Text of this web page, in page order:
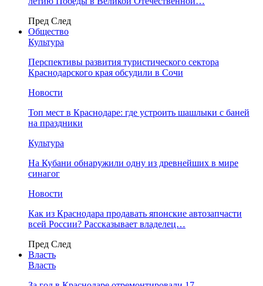
Пред След
Общество
Культура
Перспективы развития туристического сектора
Краснодарского края обсудили в Сочи
Новости
Топ мест в Краснодаре: где устроить шашлыки с баней
на праздники
Культура
На Кубани обнаружили одну из древнейших в мире
синагог
Новости
Как из Краснодара продавать японские автозапчасти
всей России? Рассказывает владелец…
Пред След
Власть
Власть